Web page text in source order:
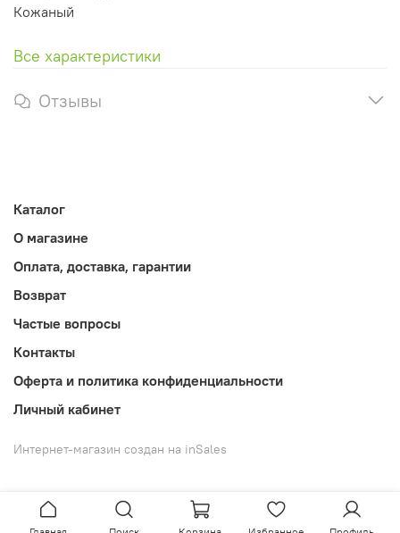
Кожаный
Все характеристики
Отзывы
Каталог
О магазине
Оплата, доставка, гарантии
Возврат
Частые вопросы
Контакты
Оферта и политика конфиденциальности
Личный кабинет
Интернет-магазин создан на inSales